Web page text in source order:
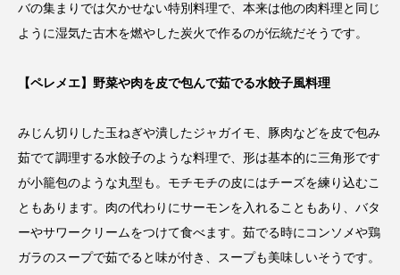
バの集まりでは欠かせない特別料理で、本来は他の肉料理と同じ
ように湿気た古木を燃やした炭火で作るのが伝統だそうです。
【ペレメエ】野菜や肉を皮で包んで茹でる水餃子風料理
みじん切りした玉ねぎや潰したジャガイモ、豚肉などを皮で包み
茹でて調理する水餃子のような料理で、形は基本的に三角形です
が小籠包のような丸型も。モチモチの皮にはチーズを練り込むこ
ともあります。肉の代わりにサーモンを入れることもあり、バタ
ーやサワークリームをつけて食べます。茹でる時にコンソメや鶏
ガラのスープで茹でると味が付き、スープも美味しいそうです。